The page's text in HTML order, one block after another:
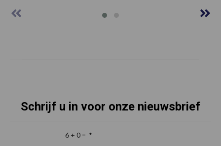
Schrijf u in voor onze nieuwsbrief
6 + 0 = *